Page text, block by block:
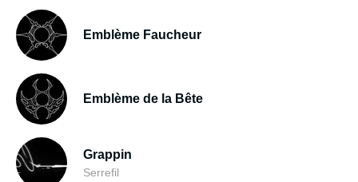
Emblème Faucheur
Emblème de la Bête
Grappin
Serrefil